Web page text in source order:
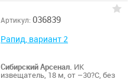
Артикул: 036839
Рапид, вариант 2
Сибирский Арсенал. ИК
извещатель, 18 м, от –30?С, без